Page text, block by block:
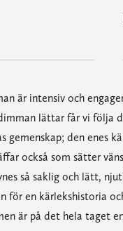
är intensiv och
lättar får vi följa
gemenskap; den enes
också som sätter
så saklig och lätt,
för en kärlekshistoria
är på det hela taget